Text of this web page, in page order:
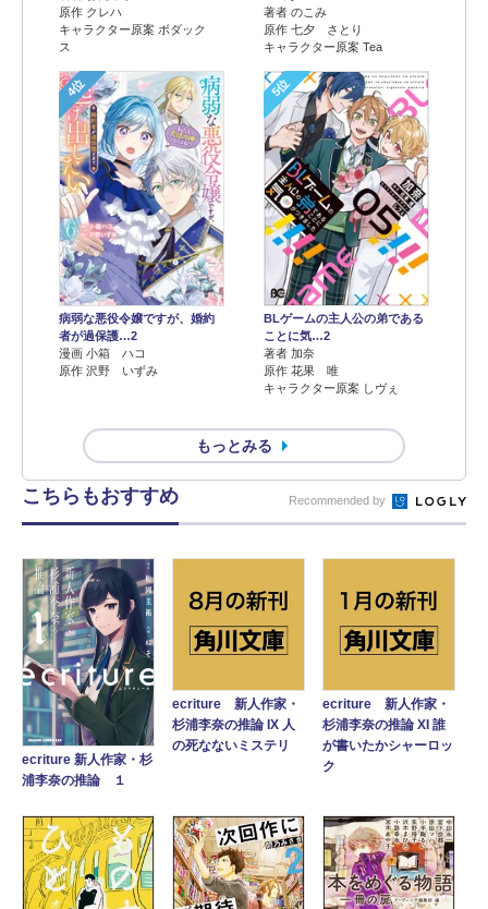
原作 クレハ
キャラクター原案 ボダック
ス
著者 のこみ
原作 七夕 さとり
キャラクター原案 Tea
4位
病弱な悪役令嬢ですが、婚約
者が過保護…2
漫画 小箱 ハコ
原作 沢野 いずみ
5位
BLゲームの主人公の弟である
ことに気…2
著者 加奈
原作 花果 唯
キャラクター原案 しヴぇ
もっとみる
こちらもおすすめ Recommended by
ecriture 新人作家・杉
浦李奈の推論 １
ecriture 新人作家・
杉浦李奈の推論 IX 人
の死なないミステリ
ecriture 新人作家・
杉浦李奈の推論 XI 誰
が書いたかシャーロッ
ク